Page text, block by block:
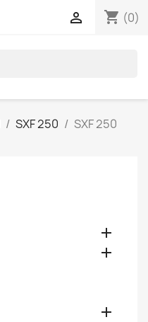
shopping_cart (0)

SXF 250
SXF 250


